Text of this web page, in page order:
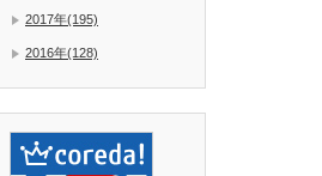
2017年(195)
2016年(128)